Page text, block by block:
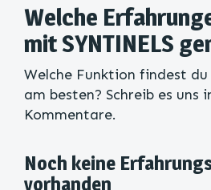
Welche
mit SYNTINELS
Welche Funktion findest du
am besten? Schreib es uns
Kommentare.
Noch keine
vorhanden